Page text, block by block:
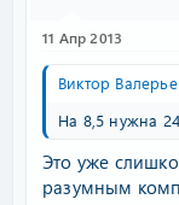
11 Апр 2013
Виктор
На 8,5 нужна
Это уже
разумным